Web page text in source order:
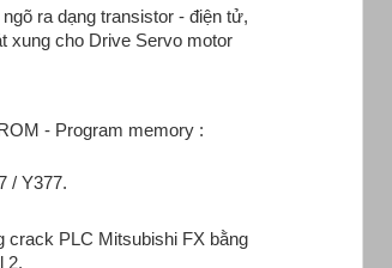
ra dạng transistor - điện tử,
xung cho Drive Servo motor
- Program memory :
/ Y377.
crack PLC Mitsubishi FX bằng
2.